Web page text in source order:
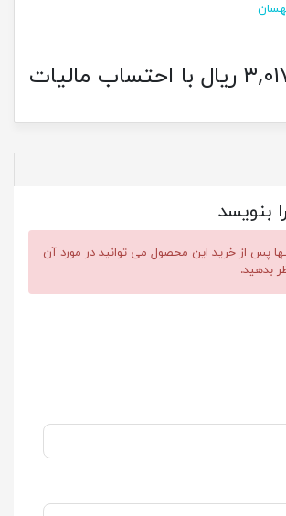
مالیات
بنویسد
پس از خرید این محصول می توانید در مورد آن
بدهید.